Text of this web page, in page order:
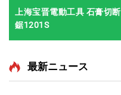
上海宝晋電動工具 石膏切断
鋸1201S
最新ニュース